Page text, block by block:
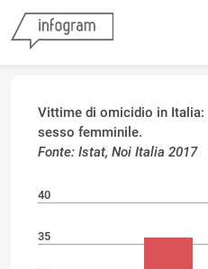
Vittime di omicidio in Italia:
sesso femminile.
Fonte: Istat, Noi Italia 2017
40
35